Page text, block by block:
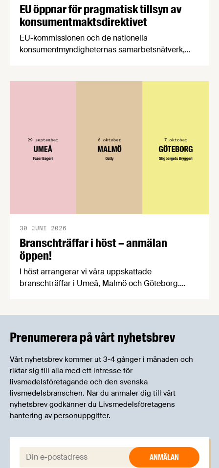
EU öppnar för pragmatisk tillsyn av
konsumentmaktsdirektivet
EU-kommissionen och de nationella
konsumentmyndigheternas samarbetsnätverk,
Branschträffar i höst – anmälan
öppen!
30 JUNI 2026
I höst arrangerar vi våra uppskattade
branschträffar i Umeå, Malmö och Göteborg.
Prenumerera på vårt nyhetsbrev
Vårt nyhetsbrev kommer ut 3-4 gånger i månaden och
riktar sig till alla med ett intresse för
livsmedelsföretagande och den svenska
livsmedelsbranschen. När du anmäler dig till vårt
nyhetsbrev godkänner du Livsmedelsföretagens
hantering av personuppgifter.
E-post: